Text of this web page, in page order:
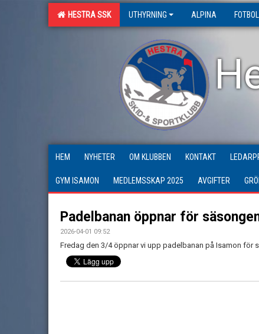
HESTRA SSK UTHYRNING ALPINA
HEM NYHETER OM KLUBBEN KONTAKT
GYM ISAMON MEDLEMSSKAP 2025 AVGIFTER
Padelbanan öppnar för
2026-04-01 09:52
Fredag den 3/4 öppnar vi upp padelbanan på Isamon för